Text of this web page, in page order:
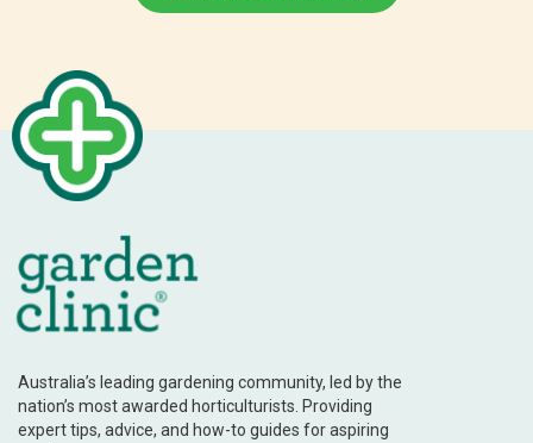
Australia’s leading gardening community, led by the
nation’s most awarded horticulturists. Providing
expert tips, advice, and how-to guides for aspiring